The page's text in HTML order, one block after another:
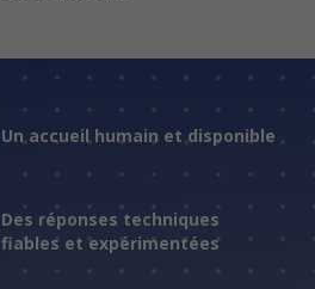
Un accueil humain et disponible
Des réponses techniques
fiables et expérimentées